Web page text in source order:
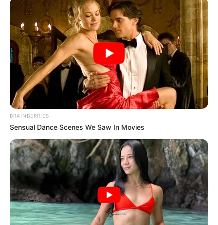
BRAINBERRIES
Sensual Dance Scenes We Saw In Movies